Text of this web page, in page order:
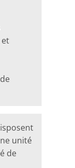
unité
de